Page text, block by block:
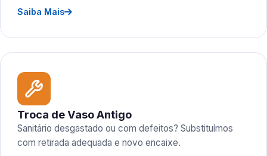
Saiba Mais
Troca de Vaso Antigo
Sanitário desgastado ou com defeitos? Substituímos
com retirada adequada e novo encaixe.